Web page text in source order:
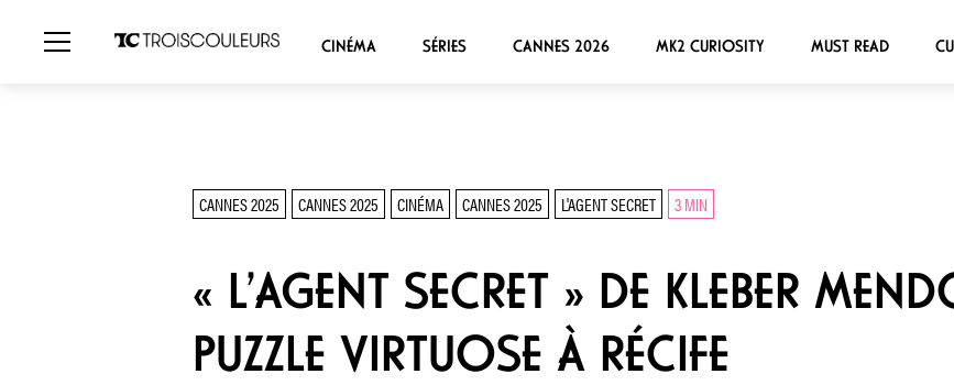
CINÉMA SÉRIES CANNES 2026 MK2 CURIOSITY MUST READ
CANNES 2025 CANNES 2025 CINÉMA CANNES 2025 L'AGENT SECRET 3 MIN
« L’AGENT SECRET » DE KLEBER
PUZZLE VIRTUOSE À RÉCIFE